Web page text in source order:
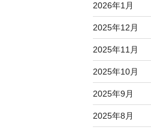
2026年1月
2025年12月
2025年11月
2025年10月
2025年9月
2025年8月